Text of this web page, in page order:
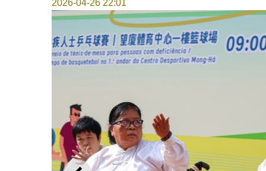
2026-04-26 22:01